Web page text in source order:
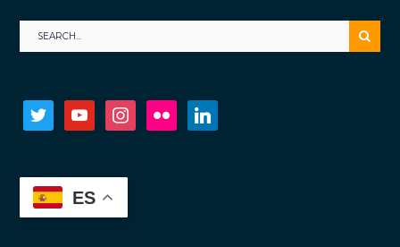
twitter youtube instagramflickr
ES